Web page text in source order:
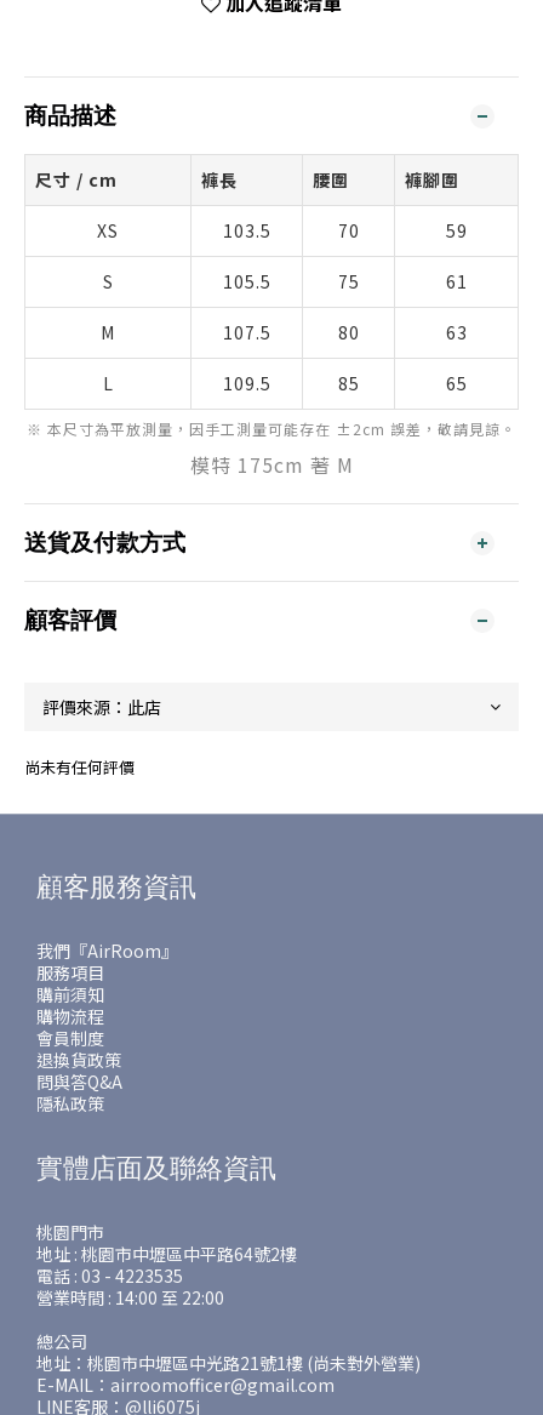
商品描述
尺寸 / cm 褲長 腰圍 褲腳圍
XS 103.5 70 59
S 105.5 75 61
M 107.5 80 63
L 109.5 85 65
※ 本尺寸為平放測量，因手工測量可能存在 ±2cm 誤差，敬請見諒。
模特 175cm 著 M
送貨及付款方式
顧客評價
尚未有任何評價
顧客服務資訊
我們『AirRoom』
服務項目
購前須知
購物流程
會員制度
退換貨政策
問與答Q&A
隱私政策
實體店面及聯絡資訊
桃園門市
地址 : 桃園市中壢區中平路64號2樓
電話 : 03 - 4223535
營業時間 : 14:00 至 22:00
總公司
地址：桃園市中壢區中光路21號1樓 (尚未對外營業)
E-MAIL：airroomofficer@gmail.com
LINE客服：@lli6075j